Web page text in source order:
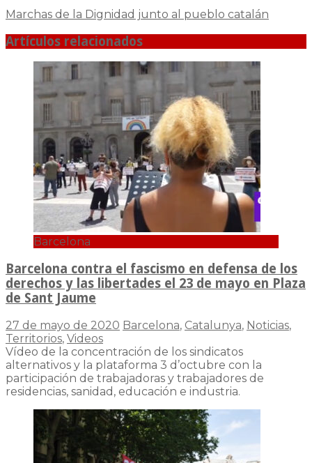
Marchas de la Dignidad junto al pueblo catalán
Artículos relacionados
Barcelona
Barcelona contra el fascismo en defensa de los
derechos y las libertades el 23 de mayo en Plaza
de Sant Jaume
27 de mayo de 2020 Barcelona, Catalunya, Noticias,
Territorios, Videos
Vídeo de la concentración de los sindicatos
alternativos y la plataforma 3 d’octubre con la
participación de trabajadoras y trabajadores de
residencias, sanidad, educación e industria.